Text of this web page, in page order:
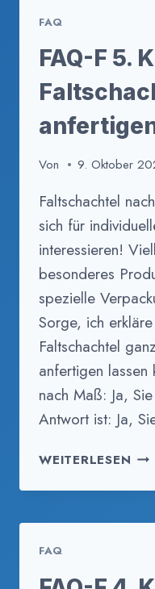
FAQ
FAQ-F 5.
Von 9. Oktober
Faltschachtel
sich für
interessieren!
besonderes
spezielle
Sorge, ich
Faltschachtel
anfertigen lassen
nach Maß: Ja,
Antwort ist: Ja,
WEITERLESEN FAQ-
5.
FAQ